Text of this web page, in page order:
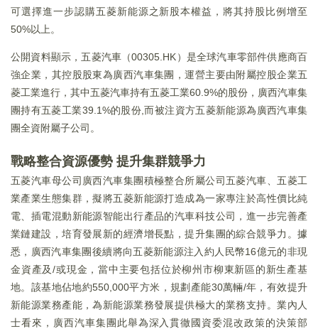
可選擇進一步認購五菱新能源之新股本權益，將其持股比例增至
50%以上。
公開資料顯示，五菱汽車（00305.HK）是全球汽車零部件供應商百
強企業，其控股股東為廣西汽車集團，運營主要由附屬控股企業五
菱工業進行，其中五菱汽車持有五菱工業60.9%的股份，廣西汽車集
團持有五菱工業39.1%的股份,而被注資方五菱新能源為廣西汽車集
團全資附屬子公司。
戰略整合資源優勢 提升集群競爭力
五菱汽車母公司廣西汽車集團積極整合所屬公司五菱汽車、五菱工
業產業生態集群，擬將五菱新能源打造成為一家專注於高性價比純
電、插電混動新能源智能出行產品的汽車科技公司，進一步完善產
業鏈建設，培育發展新的經濟增長點，提升集團的綜合競爭力。據
悉，廣西汽車集團後續將向五菱新能源注入約人民幣16億元的非現
金資產及/或現金，當中主要包括位於柳州市柳東新區的新生產基
地。該基地佔地約550,000平方米，規劃產能30萬輛/年，有效提升
新能源業務產能，為新能源業務發展提供極大的業務支持。業內人
士看來，廣西汽車集團此舉為深入貫徹國資委混改政策的決策部